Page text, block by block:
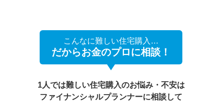
こんなに難しい住宅購入…
だからお金のプロに相談！
1人では難しい住宅購入のお悩み・不安は
ファイナンシャルプランナーに相談して